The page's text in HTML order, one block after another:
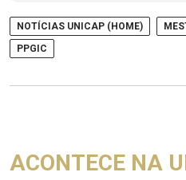
NOTÍCIAS UNICAP (HOME)
PPGIC
ACONTECE NA